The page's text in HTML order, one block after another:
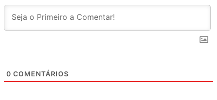
0 COMENTÁRIOS